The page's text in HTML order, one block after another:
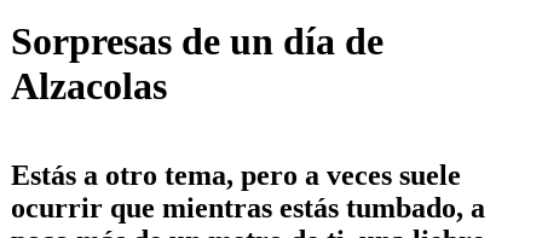
Sorpresas de un día de
Alzacolas
Estás a otro tema, pero a veces suele
ocurrir que mientras estás tumbado, a